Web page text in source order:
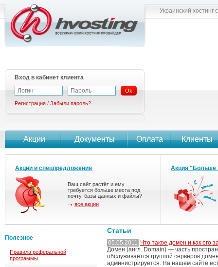
Статьи
05.05.2011 Что такое домен и как его
Домен (англ. Domain) — часть
обслуживается группой серверов
администрируется. На нашем сайте
Акции Документы Оплата Клиенты
Украинский
Вход в кабинет клиента
Ok
Регистрация / Забыли пароль?
Акции и спецпредложения
Ваш сайт растёт и ему
требуется больше места под
почту, базы данных и файлы?
все акции
Акция "Больше
Полезное
Правила реферальной
программы